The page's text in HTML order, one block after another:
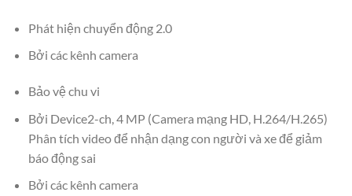
Phát hiện chuyển động 2.0
Bởi các kênh camera
Bảo vệ chu vi
Bởi Device2-ch, 4 MP (Camera mạng HD, H.264/H.265)
Phân tích video để nhận dạng con người và xe để giảm
báo động sai
Bởi các kênh camera